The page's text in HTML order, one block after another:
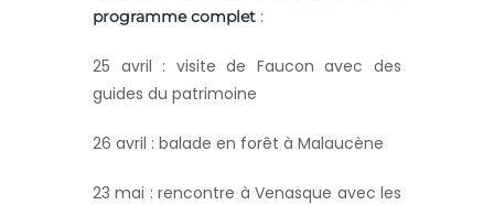
programme complet :
25 avril : visite de Faucon avec des
guides du patrimoine
26 avril : balade en forêt à Malaucène
23 mai : rencontre à Venasque avec les